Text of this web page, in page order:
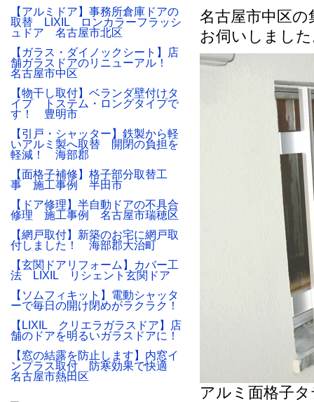
名古屋市中区
お伺いしまし
アルミ面格子
【アルミドア】事務所倉庫ドアの
取替 LIXIL ロンカラーフラッシ
ュドア 名古屋市北区
【ガラス・ダイノックシート】店
舗ガラスドアのリニューアル！
名古屋市中区
【物干し取付】ベランダ壁付けタ
イプ トステム・ロングタイプで
す！ 豊明市
【引戸・シャッター】鉄製から軽
いアルミ製へ取替 開閉の負担を
軽減！ 海部郡
【面格子補修】格子部分取替工
事 施工事例 半田市
【ドア修理】半自動ドアの不具合
修理 施工事例 名古屋市瑞穂区
【網戸取付】新築のお宅に網戸取
付しました！ 海部郡大治町
【玄関ドアリフォーム】カバー工
法 LIXIL リシェント玄関ドア
【ソムフィキット】電動シャッタ
ーで毎日の開け閉めがラクラク！
【LIXIL クリエラガラスドア】店
舗のドアを明るいガラスドアに！
【窓の結露を防止します】内窓イ
ンプラス取付 防寒効果で快適
名古屋市熱田区